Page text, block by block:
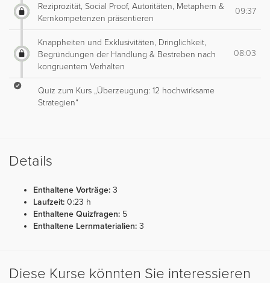
Reziprozität, Social Proof, Autoritäten, Metaphern &
Kernkompetenzen präsentieren
09:37
Knappheiten und Exklusivitäten, Dringlichkeit,
Begründungen der Handlung & Bestreben nach
kongruentem Verhalten
08:03
Quiz zum Kurs „Überzeugung: 12 hochwirksame
Strategien“
Details
Enthaltene Vorträge: 3
Laufzeit: 0:23 h
Enthaltene Quizfragen: 5
Enthaltene Lernmaterialien: 3
Diese Kurse könnten Sie interessieren